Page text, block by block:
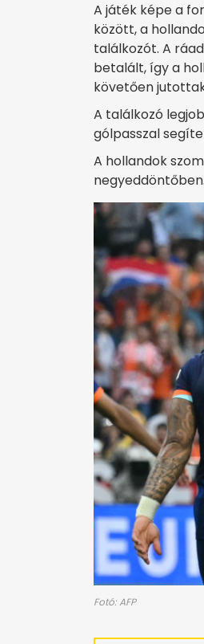
A játék képe a
között, a
találkozót. A
betalált, így a
követően
A találkozó
gólpasszal
A hollandok
negyeddöntőben.
Fotó: AFP